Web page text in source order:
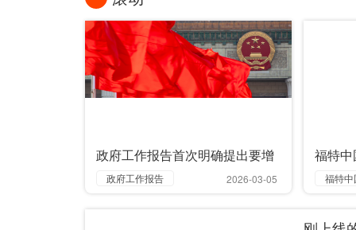
政府工作报告首次明确提出要增
政府工作报告
2026-03-05
福特
福特中
杨美虹